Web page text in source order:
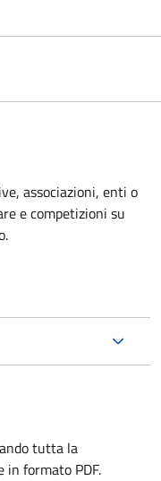
associazioni, enti o
e competizioni su
tutta la
formato PDF.